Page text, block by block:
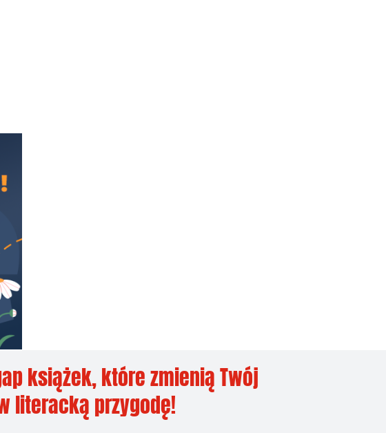
książek, które zmienią Twój
literacką przygodę!